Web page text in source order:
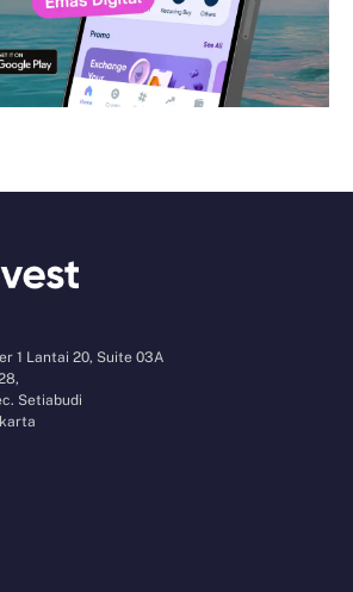
1 Lantai 20, Suite 03A
Setiabudi